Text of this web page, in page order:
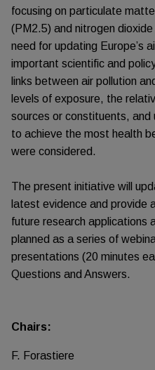
focusing on particulate
(PM2.5) and nitrogen
need for updating Europe’s
important scientific and
links between air pollution
levels of exposure, the
sources or constituents,
to achieve the most health
were considered.
The present initiative will
latest evidence and provide
future research applications
planned as a series of
presentations (20 minutes
Questions and Answers.
Chairs:
F. Forastiere